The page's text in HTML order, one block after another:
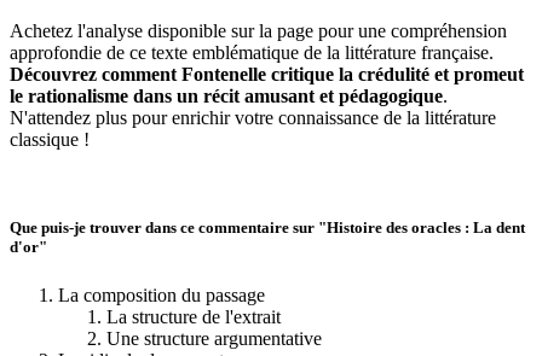
Achetez l'analyse disponible sur la page pour une compréhension
approfondie de ce texte emblématique de la littérature française.
Découvrez comment Fontenelle critique la crédulité et promeut
le rationalisme dans un récit amusant et pédagogique.
N'attendez plus pour enrichir votre connaissance de la littérature
classique !
Que puis-je trouver dans ce commentaire sur "Histoire des oracles : La dent
d'or"
La composition du passage
La structure de l'extrait
Une structure argumentative